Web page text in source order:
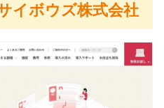
イボウズ株式会社